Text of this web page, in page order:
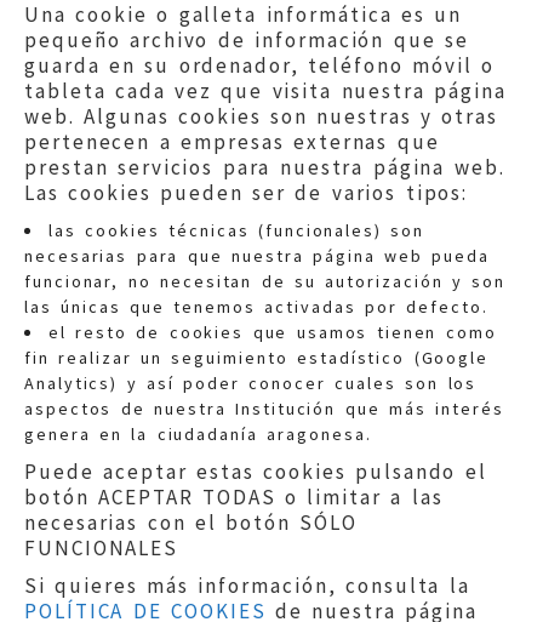
Una cookie o galleta informática es un
pequeño archivo de información que se
guarda en su ordenador, teléfono móvil o
tableta cada vez que visita nuestra página
web. Algunas cookies son nuestras y otras
pertenecen a empresas externas que
prestan servicios para nuestra página web.
Las cookies pueden ser de varios tipos:
las cookies técnicas (funcionales) son
necesarias para que nuestra página web pueda
funcionar, no necesitan de su autorización y son
las únicas que tenemos activadas por defecto.
el resto de cookies que usamos tienen como
fin realizar un seguimiento estadístico (Google
Analytics) y así poder conocer cuales son los
aspectos de nuestra Institución que más interés
genera en la ciudadanía aragonesa.
Puede aceptar estas cookies pulsando el
botón ACEPTAR TODAS o limitar a las
necesarias con el botón SÓLO
FUNCIONALES
Si quieres más información, consulta la
POLÍTICA DE COOKIES de nuestra página
Quejas:quejas@eljusticiadearagon.es
Información general:
informacion@eljusticiadearagon.es
Teléfonos:900 210 210/